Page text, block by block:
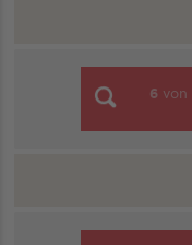
6 von